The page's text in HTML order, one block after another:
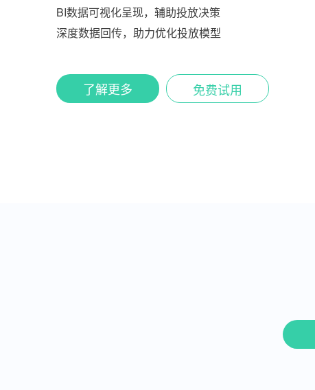
BI数据可视化呈现，辅助投放决策
深度数据回传，助力优化投放模型
了解更多 免费试用